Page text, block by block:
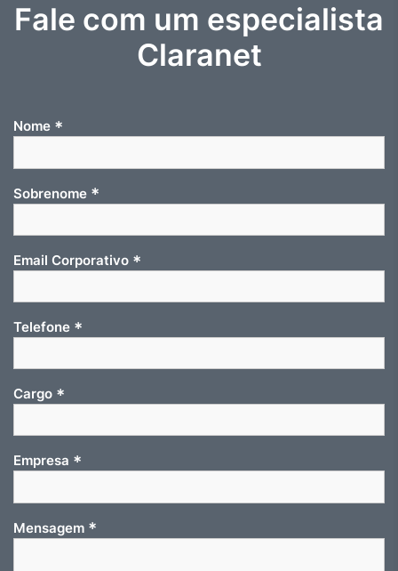
Fale com um especialista
Claranet
Nome *
Sobrenome *
Email Corporativo *
Telefone *
Cargo *
Empresa *
Mensagem *